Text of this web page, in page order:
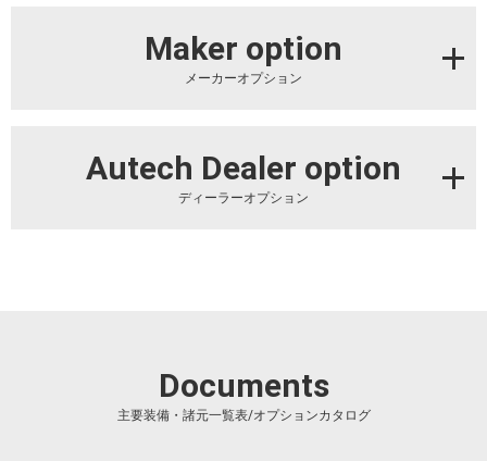
Maker option
メーカーオプション
Autech Dealer option
ディーラーオプション
Documents
主要装備・諸元一覧表/オプションカタログ